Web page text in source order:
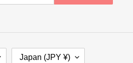
Japan (JPY ¥)